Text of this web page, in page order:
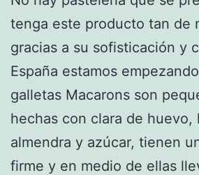
tenga este producto tan de
gracias a su sofisticación y
España estamos
galletas Macarons son
hechas con clara de huevo,
almendra y azúcar, tienen
firme y en medio de ellas